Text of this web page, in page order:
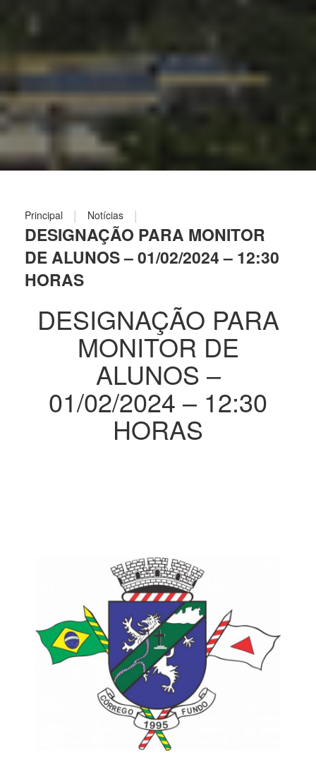
Principal | Notícias |
DESIGNAÇÃO PARA MONITOR
DE ALUNOS – 01/02/2024 – 12:30
HORAS
DESIGNAÇÃO PARA
MONITOR DE
ALUNOS –
01/02/2024 – 12:30
HORAS